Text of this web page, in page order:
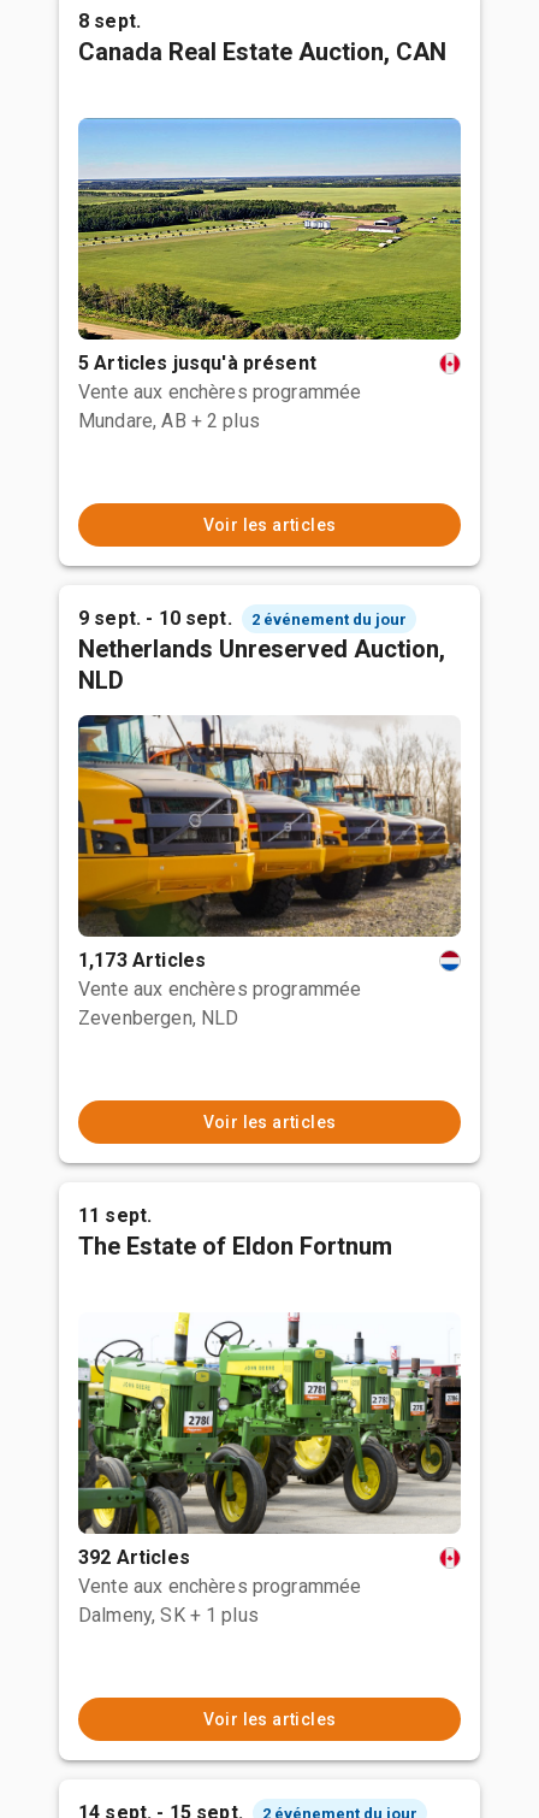
8 sept.
Canada Real Estate Auction, CAN
5 Articles jusqu'à présent
Vente aux enchères programmée
Mundare, AB + 2 plus
Voir les articles
9 sept. - 10 sept. 2 événement du jour
Netherlands Unreserved Auction,
NLD
1,173 Articles
Vente aux enchères programmée
Zevenbergen, NLD
Voir les articles
11 sept.
The Estate of Eldon Fortnum
392 Articles
Vente aux enchères programmée
Dalmeny, SK + 1 plus
Voir les articles
14 sept. - 15 sept. 2 événement du jour